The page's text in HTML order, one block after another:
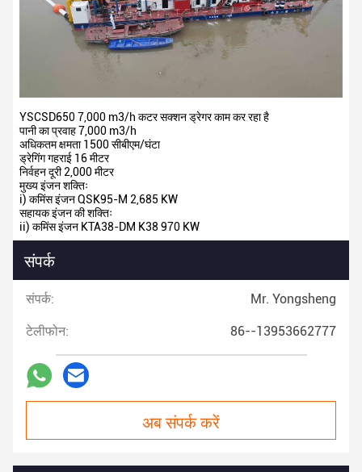
YSCSD650 7,000 m3/h कटर सक्शन ड्रेगर काम कर रहा है
पानी का प्रवाह 7,000 m3/h
अधिकतम क्षमता 1500 सीबीएम/घंटा
ड्रेगिंग गहराई 16 मीटर
निर्वहन दूरी 2,000 मीटर
मुख्य इंजन शक्तिः
i) कमिंस इंजन QSK95-M 2,685 KW
सहायक इंजन की शक्तिः
ii) कमिंस इंजन KTA38-DM K38 970 KW
संपर्क
संपर्क: Mr. Yongsheng
टेलीफोन: 86--13953662777
अब संपर्क करें